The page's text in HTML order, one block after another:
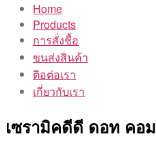
Home
Products
การสั่งชื้อ
ขนส่งสินค้า
ติอต่อเรา
เกี่ยวกับเรา
เซรามิคดีดี ดอท คอม